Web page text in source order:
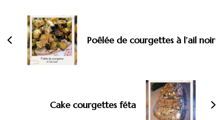
d'article
Poêlée de courgettes à l’ail noir
Cake courgettes féta